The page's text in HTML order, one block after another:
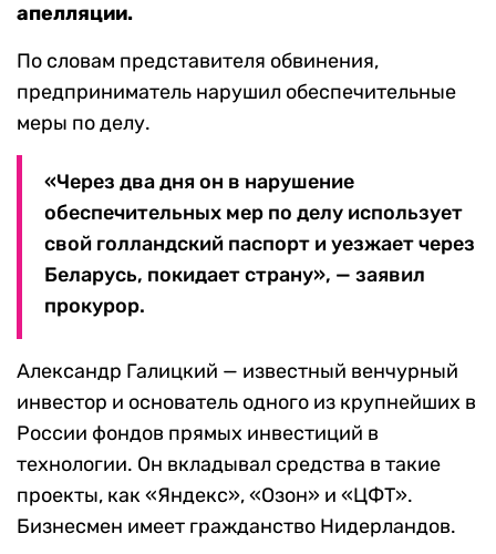
апелляции.
По словам представителя обвинения,
предприниматель нарушил обеспечительные
меры по делу.
«Через два дня он в нарушение
обеспечительных мер по делу использует
свой голландский паспорт и уезжает через
Беларусь, покидает страну», — заявил
прокурор.
Александр Галицкий — известный венчурный
инвестор и основатель одного из крупнейших в
России фондов прямых инвестиций в
технологии. Он вкладывал средства в такие
проекты, как «Яндекс», «Озон» и «ЦФТ».
Бизнесмен имеет гражданство Нидерландов.